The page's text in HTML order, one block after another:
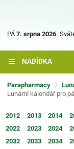
PÁ 7. srpna 2026.
NABÍDKA
Parapharmacy
Lunární kalendář pro
2012 2013 2014
2022
2023 2024
2032
2033 2034